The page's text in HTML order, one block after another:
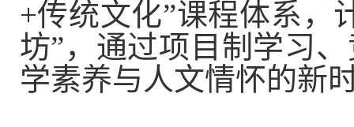
+传统文化”课程体系，
坊”，通过项目制学习
学素养与人文情怀的新